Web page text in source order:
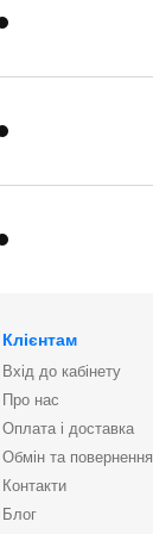
Клієнтам
Вхід до кабінету
Про нас
Оплата і доставка
Обмін та повернення
Контакти
Блог